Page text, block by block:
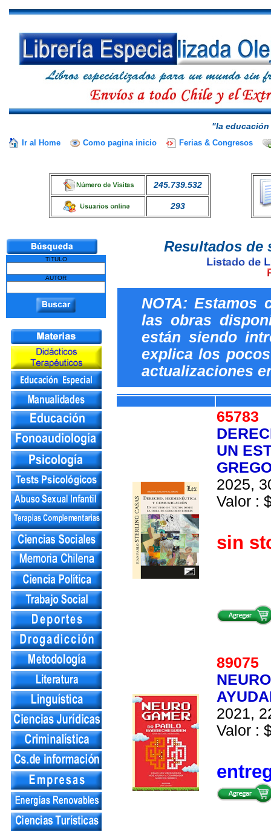
"la
Ir al Home Como pagina inicio Ferias & Congresos
245.739.532
293
TITULO
AUTOR
Resultados de
NOTA: Estamos
las obras
están siendo
explica los
actualizaciones
65783
UN
2025,
Valor :
sin
89075
2021,
Valor :